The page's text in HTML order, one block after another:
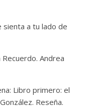
sienta a tu lado de
Andrea
Libro primero: el
Reseña.